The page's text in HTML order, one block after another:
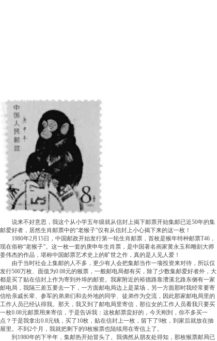
说来不好意思，我这个从小学五年级就从信封上揭下邮票开始集邮已近50年的集
邮爱好者，居然生肖邮票中的“老猴子”仅有从信封上小心揭下来的这一枚！
1980年2月15日，中国邮政开始发行第一轮生肖邮票，首枚是猴年特种邮票T46，
现在俗称“老猴子”。这一枚一套的庚申年生肖票，是中国著名画家黄永玉和雕刻大师
姜伟杰的作品，堪称中国邮票艺术史上的旷世之作，真的是人见人爱！
由于当时社会上集邮的人不多，更少有人会把集邮当作一项投资来对待，所以仅
发行500万枚、面值为0.08元的猴票，一般邮电局都有买，除了少数集邮爱好者外，大
都是买了贴在信封上作为寄到外埠的邮资。我家附近的裕德路靠漕溪北路东侧有一家
邮电局，我隔三差五要去一下，一方面邮电局边上是菜场，另一方面那时我经常要寄
信给亲戚长辈、参军的弟弟们和去外地的同学、徒弟作为交流，因此那家邮电局里的
工作人员已经认得我。那天，我又到了邮电局里寄信，那位女的工作人员看我只要买
一枚0.08元邮票用来寄信，于是告诉我：这枚邮票蛮好的，今天刚到，你不多买一
点？于是我拿出0.8元钱，买了10枚，贴在信封上一枚，留下了9枚，到家后就放在抽
屉里。不到2个月，我就把剩下的9枚猴票也陆续用在寄信上了。
到1980年的下半年，集邮热开始冒头了。我偶然从朋友处得知，那枚猴票邮局已